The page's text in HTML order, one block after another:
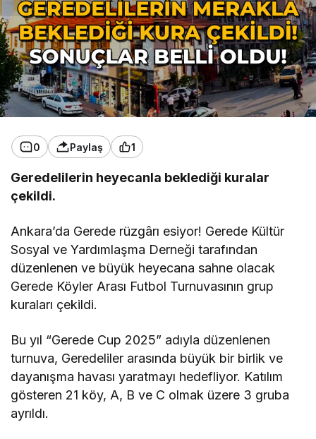
0 Paylaş 1
Geredelilerin heyecanla beklediği kuralar
çekildi.
Ankara’da Gerede rüzgârı esiyor! Gerede Kültür
Sosyal ve Yardımlaşma Derneği tarafından
düzenlenen ve büyük heyecana sahne olacak
Gerede Köyler Arası Futbol Turnuvasının grup
kuraları çekildi.
Bu yıl “Gerede Cup 2025” adıyla düzenlenen
turnuva, Geredeliler arasında büyük bir birlik ve
dayanışma havası yaratmayı hedefliyor. Katılım
gösteren 21 köy, A, B ve C olmak üzere 3 gruba
ayrıldı.